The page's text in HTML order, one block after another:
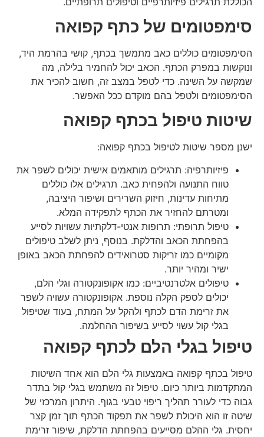
סימפטומים של כתף קפואה
הסימפטומים כוללים כאב מתמשך בכתף, קושי בהרמת היד,
ונוקשות במפרק הכתף. הכאב יכול להחמיר בלילה, מה
שמקשה על השינה. כדי לטפל במצב זה, חשוב להכיר את
הסימפטומים ולטפל בהם מוקדם ככל האפשר.
שיטות טיפול בכתף קפואה
ישנן מספר שיטות לטיפול בכתף קפואה:
פיזיותרפיה: תרגילים מותאמים אישית יכולים לשפר את
טווח התנועה ולהפחית כאב. תרגילים אלו כוללים
מתיחות עדינות, חיזוק השרירים ושיפור היציבה,
ומטרתם להחזיר את הכתף לתפקידה המלא.
טיפול תרופתי: תרופות אנטי-דלקתיות עשויות לסייע
בהפחתת הכאב והדלקת. בנוסף, ניתן לשלב טיפולים
מקומיים כמו זריקות סטרואידים להפחתת הכאב באופן
ישיר ומהיר יותר.
טיפולים אלטרנטיביים: כמו אקופונקטורה וגלי הלם,
יכולים לספק הקלה נוספת. אקופונקטורה עשויה לשפר
את זרימת הדם לכתף ולהקל על המתח, בעוד שטיפול
בגלי קול עשוי לסייע בשיפור ההחלמה.
טיפול בגלי הלם לכתף קפואה
טיפול בכתף קפואה באמצעות גלי הלם הוא אחד השיטות
המתקדמות ביותר כיום. טיפול זה משתמש בגלי קול בתדר
גבוה כדי לעורר תהליך ריפוי טבעי בגוף. היתרון המרכזי של
שיטה זו הוא היכולת לשפר את תפקוד הכתף תוך זמן קצר
יחסית. גלי ההלם מסייעים בהפחתת הדלקת, שיפור זרימת